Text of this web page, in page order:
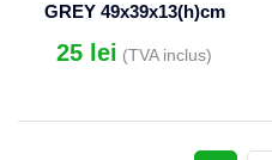
GREY 49x39x13(h)cm
25 lei (TVA inclus)